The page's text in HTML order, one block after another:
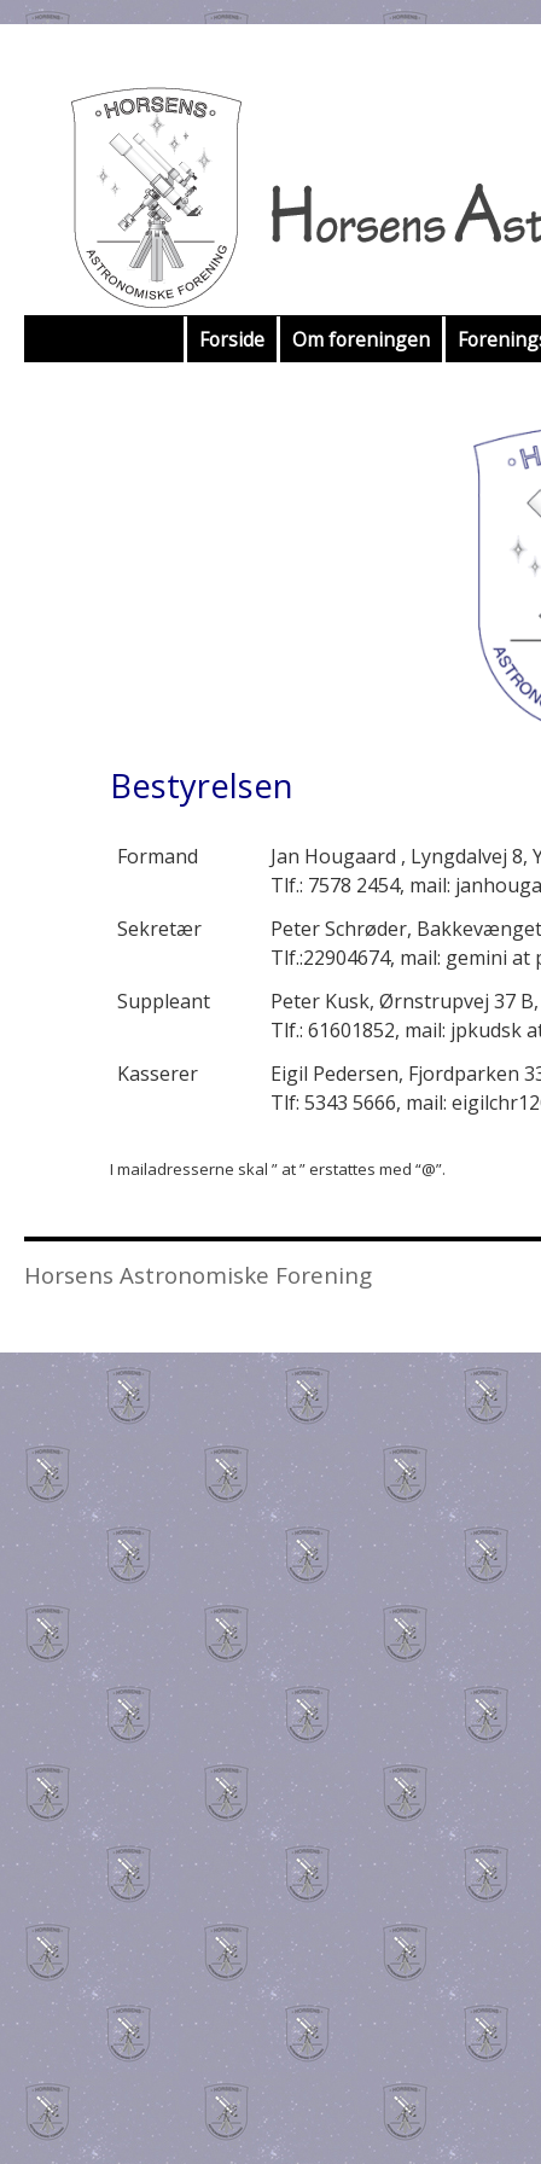
Forside Om foreningen
Bestyrelsen
Formand
Jan Hougaard , Lyngdalvej 8,
Tlf.: 7578 2454, mail:
Sekretær
Peter Schrøder,
Tlf.:22904674, mail: gemini at
Suppleant
Peter Kusk, Ørnstrupvej 37
Tlf.: 61601852, mail: jpkudsk
Kasserer
Eigil Pedersen, Fjordparken
Tlf: 5343 5666, mail:
I mailadresserne skal ” at ” erstattes med “@”.
Horsens Astronomiske Forening